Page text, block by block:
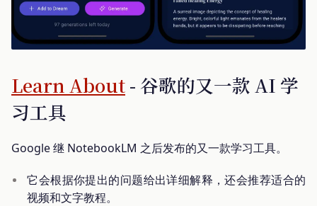
Learn About- 谷歌的又一款 AI 学
习工具
Google 继 NotebookLM 之后发布的又一款学习工具。
它会根据你提出的问题给出详细解释，还会推荐适合的
视频和文字教程。